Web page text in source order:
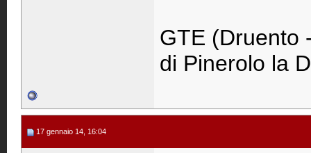
GTE (Druento
di Pinerolo la
17 gennaio 14, 16:04